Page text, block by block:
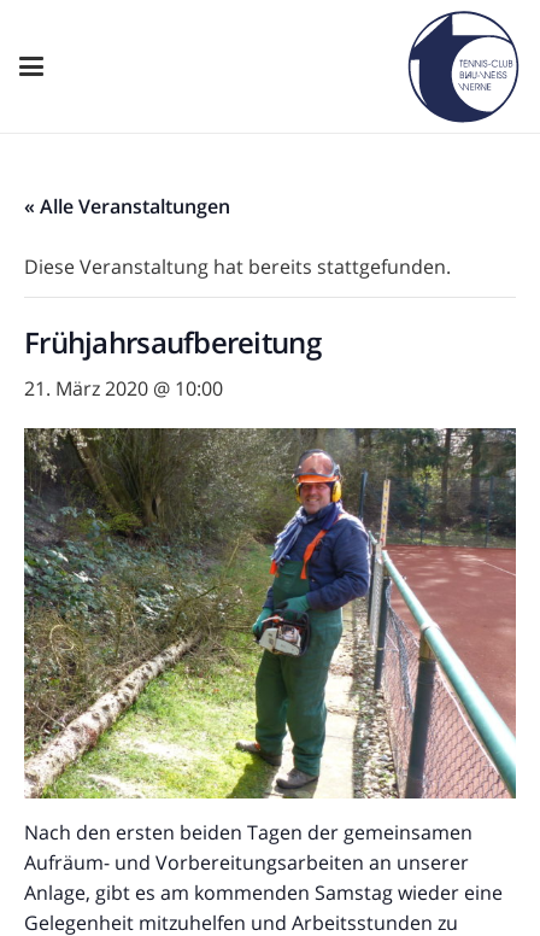
« Alle Veranstaltungen
Diese Veranstaltung hat bereits stattgefunden.
Frühjahrsaufbereitung
21. März 2020 @ 10:00
Nach den ersten beiden Tagen der gemeinsamen
Aufräum- und Vorbereitungsarbeiten an unserer
Anlage, gibt es am kommenden Samstag wieder eine
Gelegenheit mitzuhelfen und Arbeitsstunden zu